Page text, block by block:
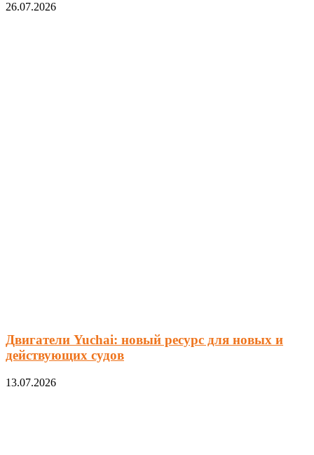
26.07.2026
Двигатели Yuchai: новый ресурс для новых и
действующих судов
13.07.2026